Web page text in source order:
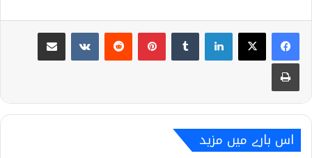
اس بارے میں مزید